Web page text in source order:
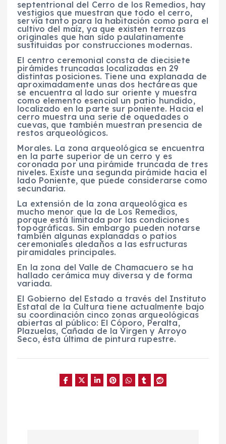
septentrional del Cerro de los Remedios, hay
vestigios que muestran que todo el cerro,
servía tanto para la habitación como para el
cultivo del maíz, ya que existen terrazas
originales que han sido paulatinamente
sustituidas por construcciones modernas.
El centro ceremonial consta de diecisiete
pirámides truncadas localizadas en 29
distintas posiciones. Tiene una explanada de
aproximadamente unas dos hectáreas que
se encuentra al lado sur oriente y muestra
como elemento esencial un patio hundido,
localizado en la parte sur poniente. Hacia el
cerro muestra una serie de oquedades o
cuevas, que también muestran presencia de
restos arqueológicos.
Morales. La zona arqueológica se encuentra
en la parte superior de un cerro y es
coronada por una pirámide truncada de tres
niveles. Existe una segunda pirámide hacia el
lado Poniente, que puede considerarse como
secundaria.
La extensión de la zona arqueológica es
mucho menor que la de Los Remedios,
porque está limitada por las condiciones
topográficas. Sin embargo pueden notarse
también algunas explanadas o patios
ceremoniales aledaños a las estructuras
piramidales principales.
En la zona del Valle de Chamacuero se ha
hallado cerámica muy diversa y de forma
variada.
El Gobierno del Estado a través del Instituto
Estatal de la Cultura tiene actualmente bajo
su coordinación cinco zonas arqueológicas
abiertas al público: El Cóporo, Peralta,
Plazuelas, Cañada de la Virgen y Arroyo
Seco, ésta última de pintura rupestre.